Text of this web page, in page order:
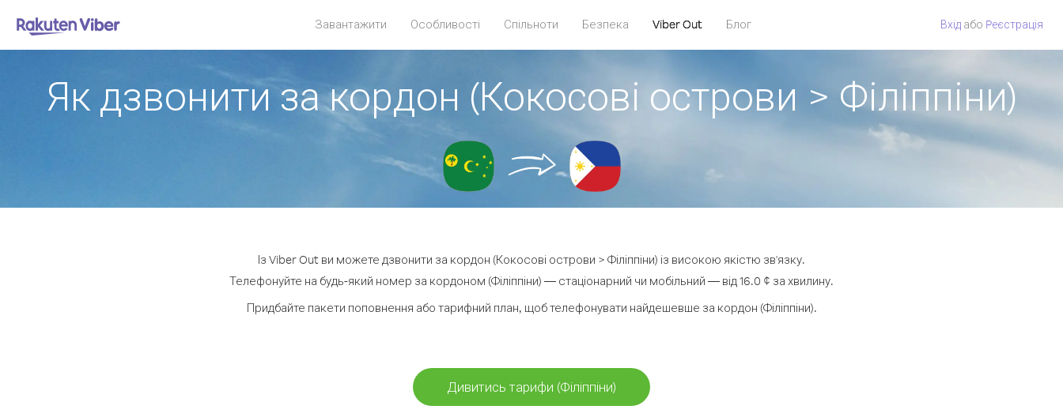
Завантажити Особливості Спільноти Безпека Viber Out Блог Вхід або Pеєстрація
Як дзвонити за кордон (Кокосові острови > Філіппіни)
Із Viber Out ви можете дзвонити за кордон (Кокосові острови > Філіппіни) із високою якістю зв'язку.
Телефонуйте на будь-який номер за кордоном (Філіппіни) — стаціонарний чи мобільний — від 16.0 ¢ за хвилину.
Придбайте пакети поповнення або тарифний план, щоб телефонувати найдешевше за кордон (Філіппіни).
Дивитись тарифи (Філіппіни)